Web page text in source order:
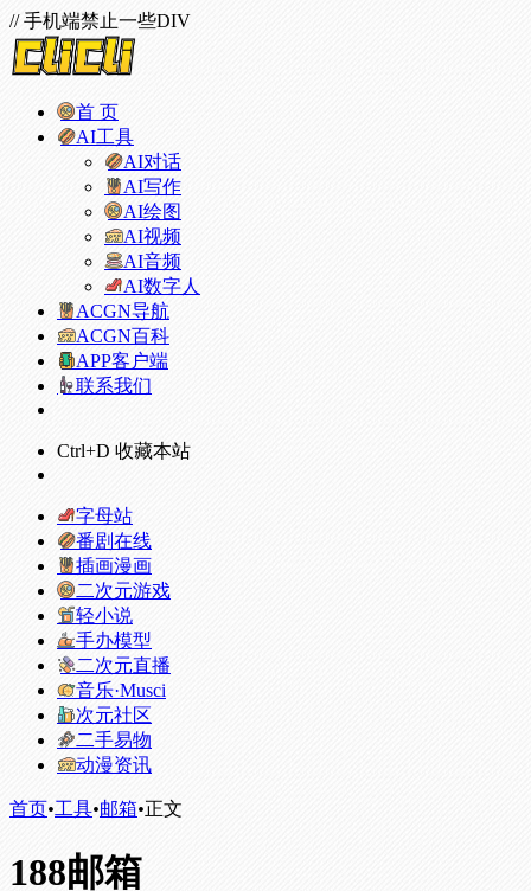
// 手机端禁止一些DIV
首 页
AI工具
AI对话
AI写作
AI绘图
AI视频
AI音频
AI数字人
ACGN导航
ACGN百科
APP客户端
联系我们
Ctrl+D 收藏本站
字母站
番剧在线
插画漫画
二次元游戏
轻小说
手办模型
二次元直播
音乐·Musci
次元社区
二手易物
动漫资讯
首页•工具•邮箱•正文
188邮箱